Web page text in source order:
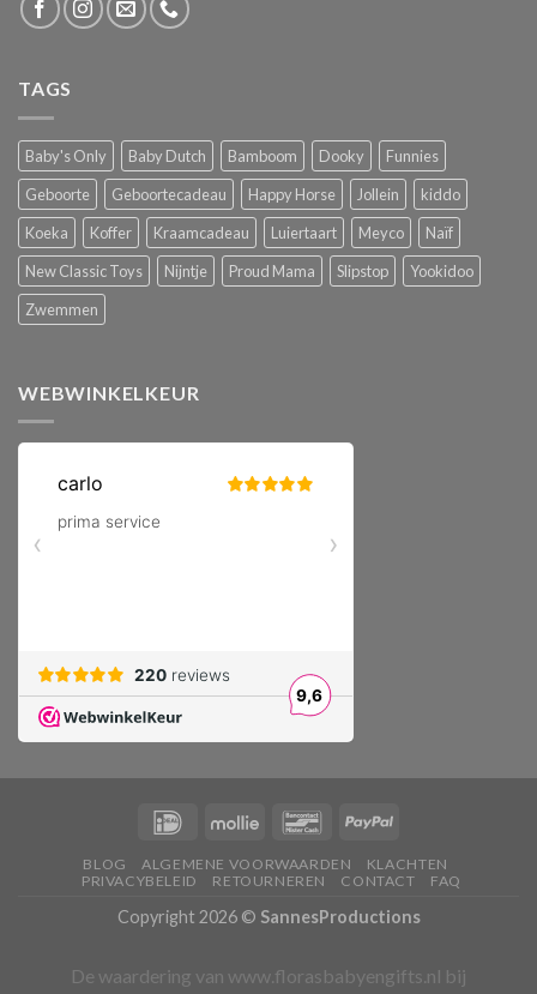
TAGS
Baby's Only Baby Dutch Bamboom Dooky
Funnies
Geboorte
Geboortecadeau Happy Horse Jollein
kiddo
Koeka
Koffer Kraamcadeau Luiertaart Meyco
Naïf
New Classic Toys
Nijntje Proud Mama Slipstop
Yookidoo
Zwemmen
WEBWINKELKEUR
BLOG ALGEMENE VOORWAARDEN
KLACHTEN
PRIVACYBELEID
RETOURNEREN CONTACT FAQ
Copyright 2026 © SannesProductions
De waardering van www.florasbabyengifts.nl bij